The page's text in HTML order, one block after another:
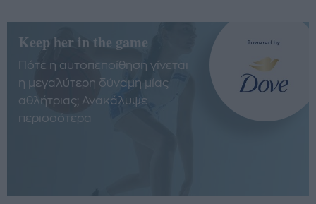
Keep her in the game
Πότε η αυτοπεποίθηση γίνεται
η μεγαλύτερη δύναμη μίας
αθλήτριας; Ανακάλυψε
περισσότερα